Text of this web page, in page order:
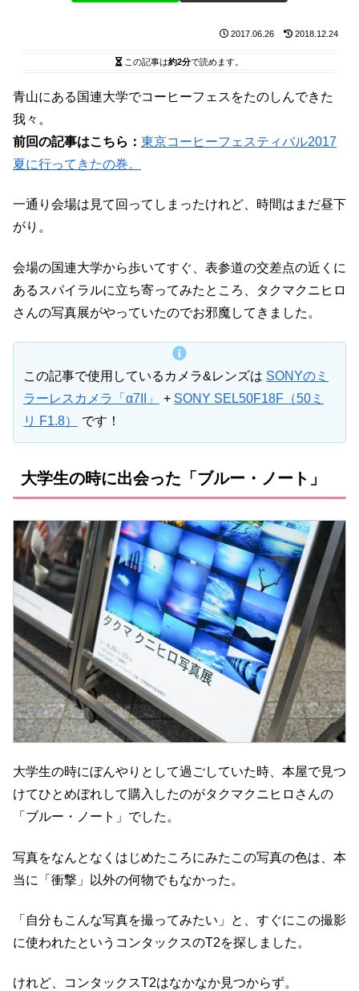
2017.06.26 2018.12.24
この記事は約2分で読めます。
青山にある国連大学でコーヒーフェスをたのしんできた
我々。
前回の記事はこちら： 東京コーヒーフェスティバル2017
夏に行ってきたの巻。
一通り会場は見て回ってしまったけれど、時間はまだ昼下
がり。
会場の国連大学から歩いてすぐ、表参道の交差点の近くに
あるスパイラルに立ち寄ってみたところ、タクマクニヒロ
さんの写真展がやっていたのでお邪魔してきました。
この記事で使用しているカメラ&レンズは SONYのミ
ラーレスカメラ「α7II」
+ SONY SEL50F18F（50ミ
リ F1.8）
です！
大学生の時に出会った「ブルー・ノート」
大学生の時にぼんやりとして過ごしていた時、本屋で見つ
けてひとめぼれして購入したのがタクマクニヒロさんの
「ブルー・ノート」でした。
写真をなんとなくはじめたころにみたこの写真の色は、本
当に「衝撃」以外の何物でもなかった。
「自分もこんな写真を撮ってみたい」と、すぐにこの撮影
に使われたというコンタックスのT2を探しました。
けれど、コンタックスT2はなかなか見つからず。